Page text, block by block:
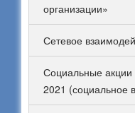
организации»
Сетевое
Социальные акции
2021 (социальное